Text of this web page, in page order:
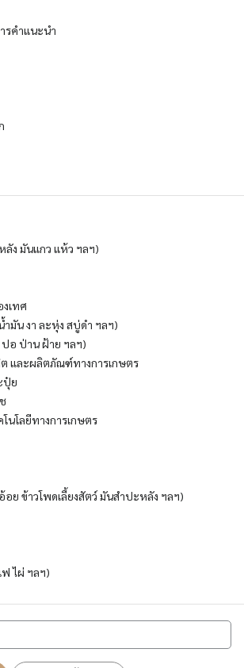
รคำแนะนำ
ง มันแกว แห้ว ฯลฯ)
เทศ
มัน งา ละหุ่ง สบู่ดำ ฯลฯ)
อ ป่าน ฝ้าย ฯลฯ)
และผลิตภัณฑ์ทางการเกษตร
ปุ๋ย
นโลยีทางการเกษตร
ย ข้าวโพดเลี้ยงสัตว์ มันสำปะหลัง ฯลฯ)
ไผ่ ฯลฯ)